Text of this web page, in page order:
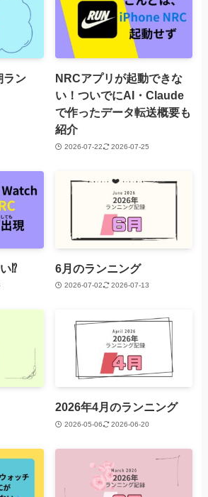
ラン
NRCアプリが起動できな
い！ついでにAI・Claude
で作ったデータ転送概要も
紹介
2026-07-22 2026-07-25
⁉️ 6月のランニング
2026-07-02 2026-07-13
2026年4月のランニング
2026-05-06 2026-06-20